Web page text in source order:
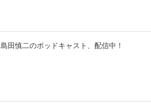
島田慎二のポッドキャスト、配信中！